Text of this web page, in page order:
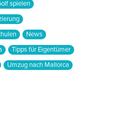
spielen
News
Tipps für Eigentümer
Umzug nach Mallorca